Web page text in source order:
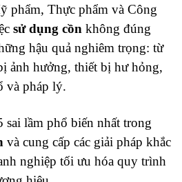
phẩm, Thực phẩm và Công
sử dụng cồn không đúng
hậu quả nghiêm trọng: từ
ảnh hưởng, thiết bị hư hỏng,
và pháp lý.
sai lầm phổ biến nhất trong
và cung cấp các giải pháp khắc
nghiệp tối ưu hóa quy trình